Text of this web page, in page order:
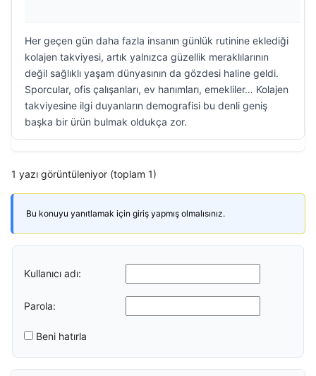
Her geçen gün daha fazla insanın günlük rutinine eklediği
kolajen takviyesi, artık yalnızca güzellik meraklılarının
değil sağlıklı yaşam dünyasının da gözdesi haline geldi.
Sporcular, ofis çalışanları, ev hanımları, emekliler… Kolajen
takviyesine ilgi duyanların demografisi bu denli geniş
başka bir ürün bulmak oldukça zor.
1 yazı görüntüleniyor (toplam 1)
Bu konuyu yanıtlamak için giriş yapmış olmalısınız.
Kullanıcı adı:
Parola:
Beni hatırla